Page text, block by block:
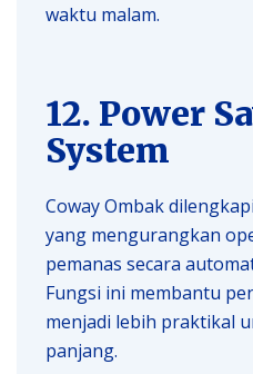
waktu malam.
12. Power
System
Coway Ombak dilengkapi
yang mengurangkan
pemanas secara
Fungsi ini membantu
menjadi lebih praktikal
panjang.